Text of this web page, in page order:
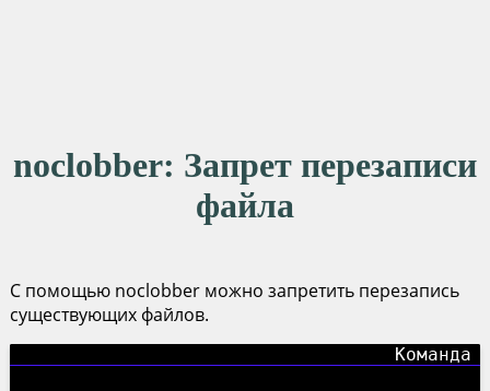
noclobber: Запрет перезаписи
файла
С помощью noclobber можно запретить перезапись
существующих файлов.